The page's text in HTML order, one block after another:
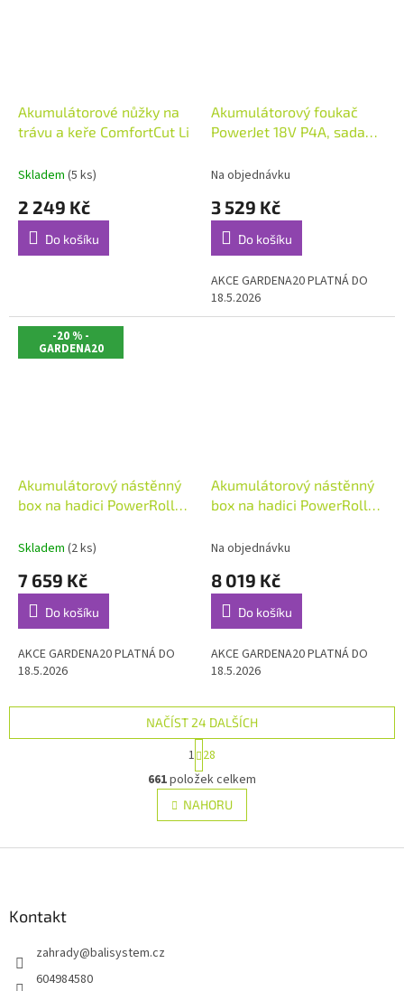
Akumulátorové nůžky na
trávu a keře ComfortCut Li
Skladem (5 ks)
2 249 Kč
Do košíku
Akumulátorový foukač
PowerJet 18V P4A, sada
Na objednávku
3 529 Kč
Do košíku
AKCE GARDENA20 PLATNÁ DO
18.5.2026
-20 % -
GARDENA20
Akumulátorový nástěnný
box na hadici PowerRoll
Skladem (2 ks)
7 659 Kč
Do košíku
AKCE GARDENA20 PLATNÁ DO
18.5.2026
Akumulátorový nástěnný
box na hadici PowerRoll
Na objednávku
8 019 Kč
Do košíku
AKCE GARDENA20 PLATNÁ DO
18.5.2026
O
v
l
á
NAČÍST 24 DALŠÍCH
t
r
á
n
k
v
1 28
661položek celkem
NAHORU
Kontakt
zahrady@balisystem.cz
604984580